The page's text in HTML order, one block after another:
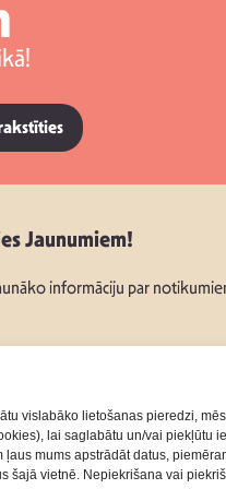
vislabāko lietošanas pieredzi,
lai saglabātu un/vai piekļūtu
ļaus mums apstrādāt datus,
šajā vietnē. Nepiekrišana vai
Jaunumiem!
informāciju par